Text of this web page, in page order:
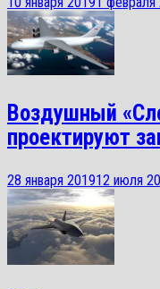
Воздушный
проектируют
28 января 201912 июля